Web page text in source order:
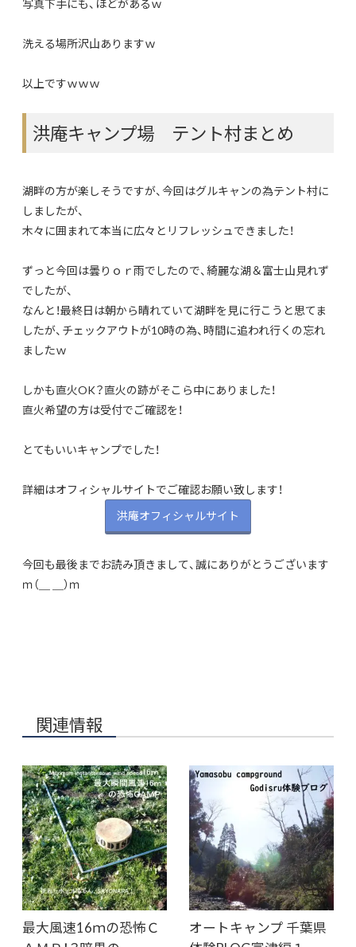
洗える場所沢山ありますｗ
以上ですｗｗｗ
洪庵キャンプ場 テント村まとめ
湖畔の方が楽しそうですが、今回はグルキャンの為テント村に
しましたが、
木々に囲まれて本当に広々とリフレッシュできました！
ずっと今回は曇りｏｒ雨でしたので、綺麗な湖＆富士山見れず
でしたが、
なんと！最終日は朝から晴れていて湖畔を見に行こうと思てま
したが、チェックアウトが10時の為、時間に追われ行くの忘れ
ましたｗ
しかも直火OK？直火の跡がそこら中にありました！
直火希望の方は受付でご確認を！
とてもいいキャンプでした！
詳細はオフィシャルサイトでご確認お願い致します！
洪庵オフィシャルサイト
今回も最後までお読み頂きまして、誠にありがとうございます
ｍ（＿ ＿）ｍ
関連情報
最大風速16ｍの恐怖Ｃ
オートキャンプ 千葉県